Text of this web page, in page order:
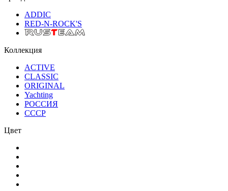
ADDIC
RED-N-ROCK'S
Коллекция
ACTIVE
CLASSIC
ORIGINAL
Yachting
РОССИЯ
СССР
Цвет